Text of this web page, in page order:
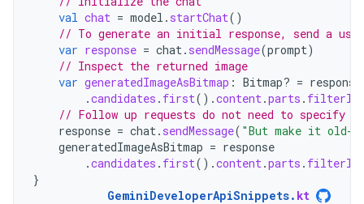
val chat = model . startChat()
// To generate an initial response, send a
var response = chat . sendMessage(prompt)
// Inspect the returned image
var generatedImageAsBitmap : Bitmap? = response
.candidates . first().content .parts .
// Follow up requests do not need to specify
response = chat . sendMessage( "But make it old-
generatedImageAsBitmap = response
.candidates . first().content .parts .
}
GeminiDeveloperApiSnippets. kt